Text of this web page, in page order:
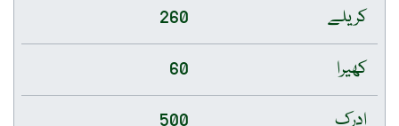
کریلے
260
کھیرا
60
ادرک
500